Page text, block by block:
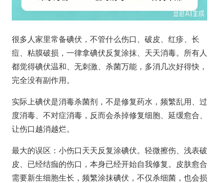
很多人家里常备碘伏，不管什么伤口、破皮、红疹、长
痘、粘膜破损，一律拿碘伏反复涂抹、天天消毒。所有人
都觉得碘伏温和、无刺激、杀菌万能，多消几次好得快，
完全没有副作用。
实际上碘伏是消毒杀菌剂，不是修复药水 ，频繁乱用、过
度消毒、不对症消毒，反而会杀掉修复细胞、延缓愈合、
让伤口越消越烂。
最大的误区： 小伤口天天反复涂碘伏。轻微擦伤、浅表破
皮、已经结痂的伤口，本身已经开始自我修复。皮肤愈合
需要新生细胞生长，频繁涂抹碘伏，不仅杀细菌，也会损